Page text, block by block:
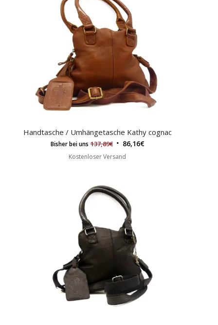
Handtasche / Umhängetasche Kathy cognac
Bisher bei uns 137,89€ 86,16€
Kostenloser Versand